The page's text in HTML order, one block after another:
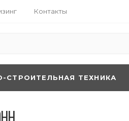
Контакты
ТЕХНИКА